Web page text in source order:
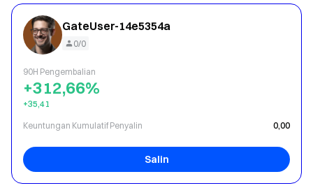
GateUser-14e5354a
0/0
90H Pengembalian
+312,66%
+35,41
Keuntungan Kumulatif Penyalin 0,00
Salin